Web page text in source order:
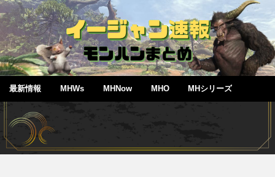
最新情報 MHWs MHNow MHO MHシリーズ